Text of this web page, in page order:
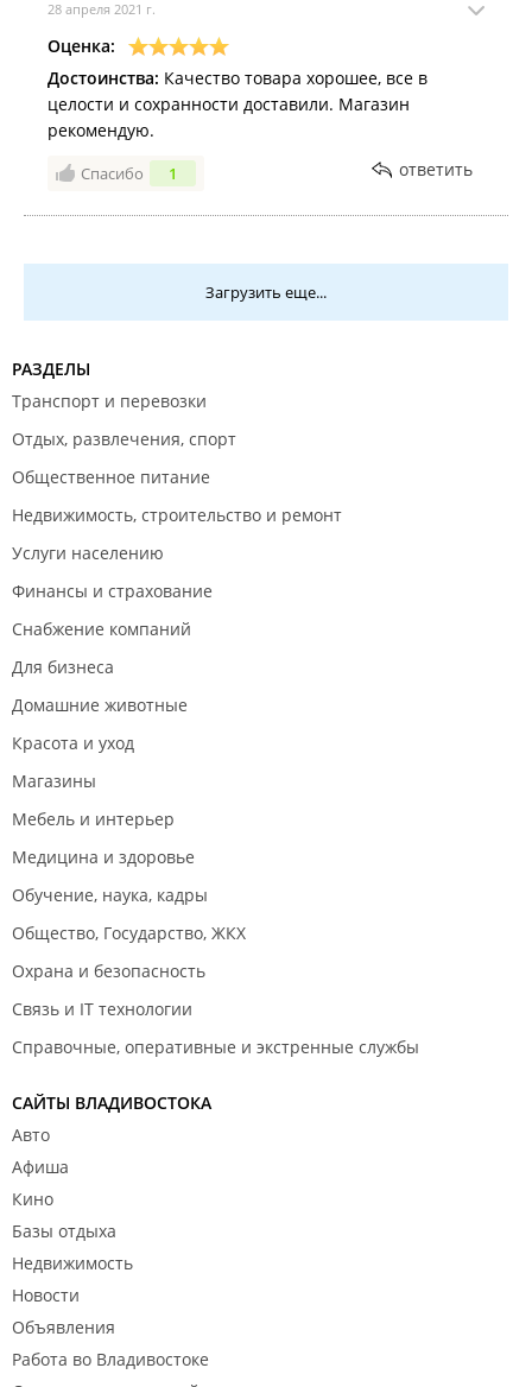
28 апреля 2021 г.
Оценка:
Достоинства: Качество товара хорошее, все в
целости и сохранности доставили. Магазин
рекомендую.
Спасибо 1 ответить
Загрузить еще...
РАЗДЕЛЫ
Транспорт и перевозки
Отдых, развлечения, спорт
Общественное питание
Недвижимость, строительство и ремонт
Услуги населению
Финансы и страхование
Снабжение компаний
Для бизнеса
Домашние животные
Красота и уход
Магазины
Мебель и интерьер
Медицина и здоровье
Обучение, наука, кадры
Общество, Государство, ЖКХ
Охрана и безопасность
Связь и IT технологии
Справочные, оперативные и экстренные службы
САЙТЫ ВЛАДИВОСТОКА
Авто
Афиша
Кино
Базы отдыха
Недвижимость
Новости
Объявления
Работа во Владивостоке